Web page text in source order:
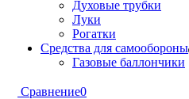
Духовые трубки
Луки
Рогатки
Средства для самообороны
Газовые баллончики
Сравнение0